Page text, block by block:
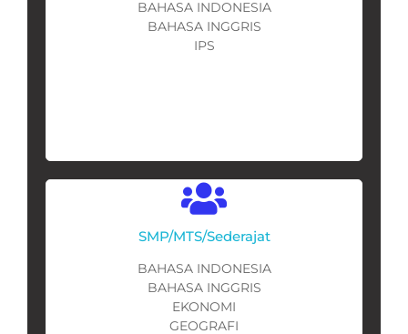
BAHASA INDONESIA
BAHASA INGGRIS
IPS
SMP/MTS/Sederajat
BAHASA INDONESIA
BAHASA INGGRIS
EKONOMI
GEOGRAFI